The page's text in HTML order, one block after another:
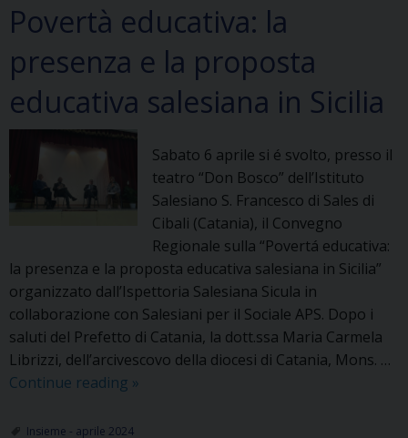
Povertà educativa: la
presenza e la proposta
educativa salesiana in Sicilia
Sabato 6 aprile si é svolto, presso il
teatro “Don Bosco” dell’Istituto
Salesiano S. Francesco di Sales di
Cibali (Catania), il Convegno
Regionale sulla “Povertá educativa:
la presenza e la proposta educativa salesiana in Sicilia”
organizzato dall’Ispettoria Salesiana Sicula in
collaborazione con Salesiani per il Sociale APS. Dopo i
saluti del Prefetto di Catania, la dott.ssa Maria Carmela
Librizzi, dell’arcivescovo della diocesi di Catania, Mons. …
Continue reading Povertà
la
»
Insieme - aprile 2024